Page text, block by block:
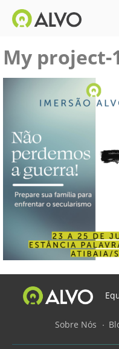
My project-
Sobre Nós